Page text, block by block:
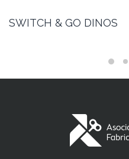
SWITCH & GO DINOS